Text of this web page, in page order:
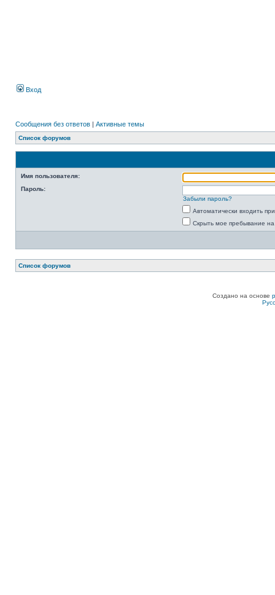
Вход
Сообщения без ответов | Активные темы
Список форумов
Имя пользователя:
Пароль:
Забыли пароль?
Автоматически входить
Скрыть мое пребывание
Список форумов
Создано на основе